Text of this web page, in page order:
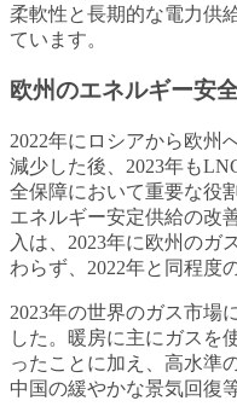
柔軟性と長期的な電力供
ています。
欧州のエネルギー安
2022年にロシアから欧州
減少した後、2023年も
全保障において重要な役
エネルギー安定供給の改
入は、2023年に欧州のガ
わらず、2022年と同程度
2023年の世界のガス市場
した。暖房に主にガスを
ったことに加え、高水準
中国の緩やかな景気回復